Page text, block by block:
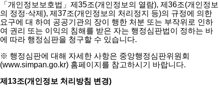
「개인정보보호법」제35조(개인정보의 열람), 제36조(개인정보
의 정정·삭제), 제37조(개인정보의 처리정지 등)의 규정에 의한
요구에 대 하여 공공기관의 장이 행한 처분 또는 부작위로 인하
여 권리 또는 이익의 침해를 받은 자는 행정심판법이 정하는 바
에 따라 행정심판을 청구할 수 있습니다.
※ 행정심판에 대해 자세한 사항은 중앙행정심판위원회
(www.simpan.go.kr) 홈페이지를 참고하시기 바랍니다.
제13조(개인정보 처리방침 변경)